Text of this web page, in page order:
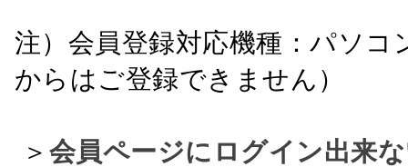
注）会員登録対応機種：パソ
からはご登録できません）
＞ 会員ページにログイン出来